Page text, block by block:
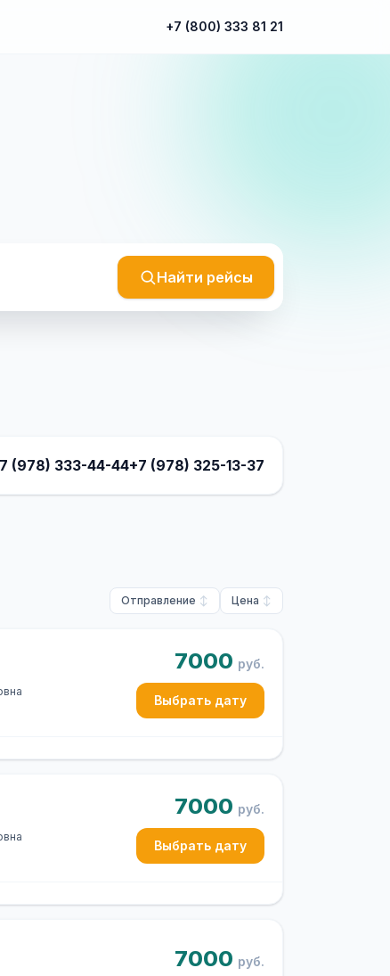
+7 (800) 333 81 21
Найти рейсы
(978) 333-44-44+7 (978) 325-13-37
Отправление Цена
7000 руб.
Выбрать дату
7000 руб.
Выбрать дату
7000 руб.